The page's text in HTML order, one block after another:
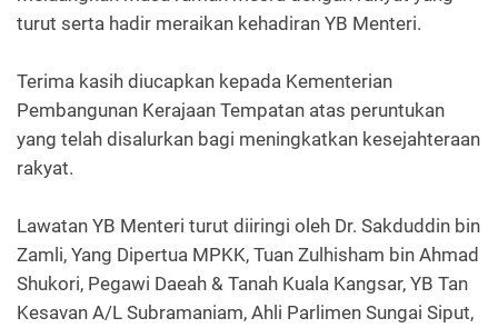
turut serta hadir meraikan kehadiran YB Menteri.
Terima kasih diucapkan kepada Kementerian
Pembangunan Kerajaan Tempatan atas peruntukan
yang telah disalurkan bagi meningkatkan kesejahteraan
rakyat.
Lawatan YB Menteri turut diiringi oleh Dr. Sakduddin bin
Zamli, Yang Dipertua MPKK, Tuan Zulhisham bin Ahmad
Shukori, Pegawi Daeah & Tanah Kuala Kangsar, YB Tan
Kesavan A/L Subramaniam, Ahli Parlimen Sungai Siput,